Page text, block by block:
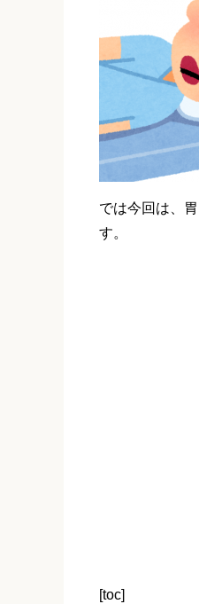
では今回は、
す。
[toc]